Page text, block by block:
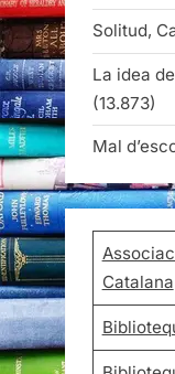
Solitud,
La idea
(13.873)
Mal
Catalana